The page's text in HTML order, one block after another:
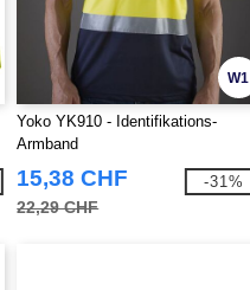
W1
Yoko YK910 - Identifikations-
Armband
15,38 CHF
22,29 CHF
-31%